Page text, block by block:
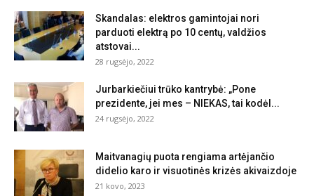
Skandalas: elektros gamintojai nori
parduoti elektrą po 10 centų, valdžios
atstovai...
28 rugsėjo, 2022
Jurbarkiečiui trūko kantrybė: „Pone
prezidente, jei mes – NIEKAS, tai kodėl...
24 rugsėjo, 2022
Maitvanagių puota rengiama artėjančio
didelio karo ir visuotinės krizės akivaizdoje
21 kovo, 2023